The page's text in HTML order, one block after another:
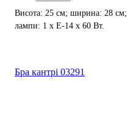
Висота: 25 см; ширина: 28 см;
лампи: 1 х Е-14 х 60 Вт.
Бра кантрі 03291